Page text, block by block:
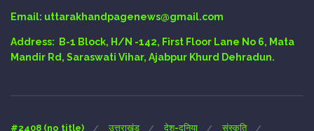
Email: uttarakhandpagenews@gmail.com
Address:
B-1 Block, H/N -142, First Floor Lane No 6, Mata
Mandir Rd, Saraswati Vihar, Ajabpur Khurd Dehradun.
#2408 (no title) उत्तराखंड देश-दुनिया संस्कृति